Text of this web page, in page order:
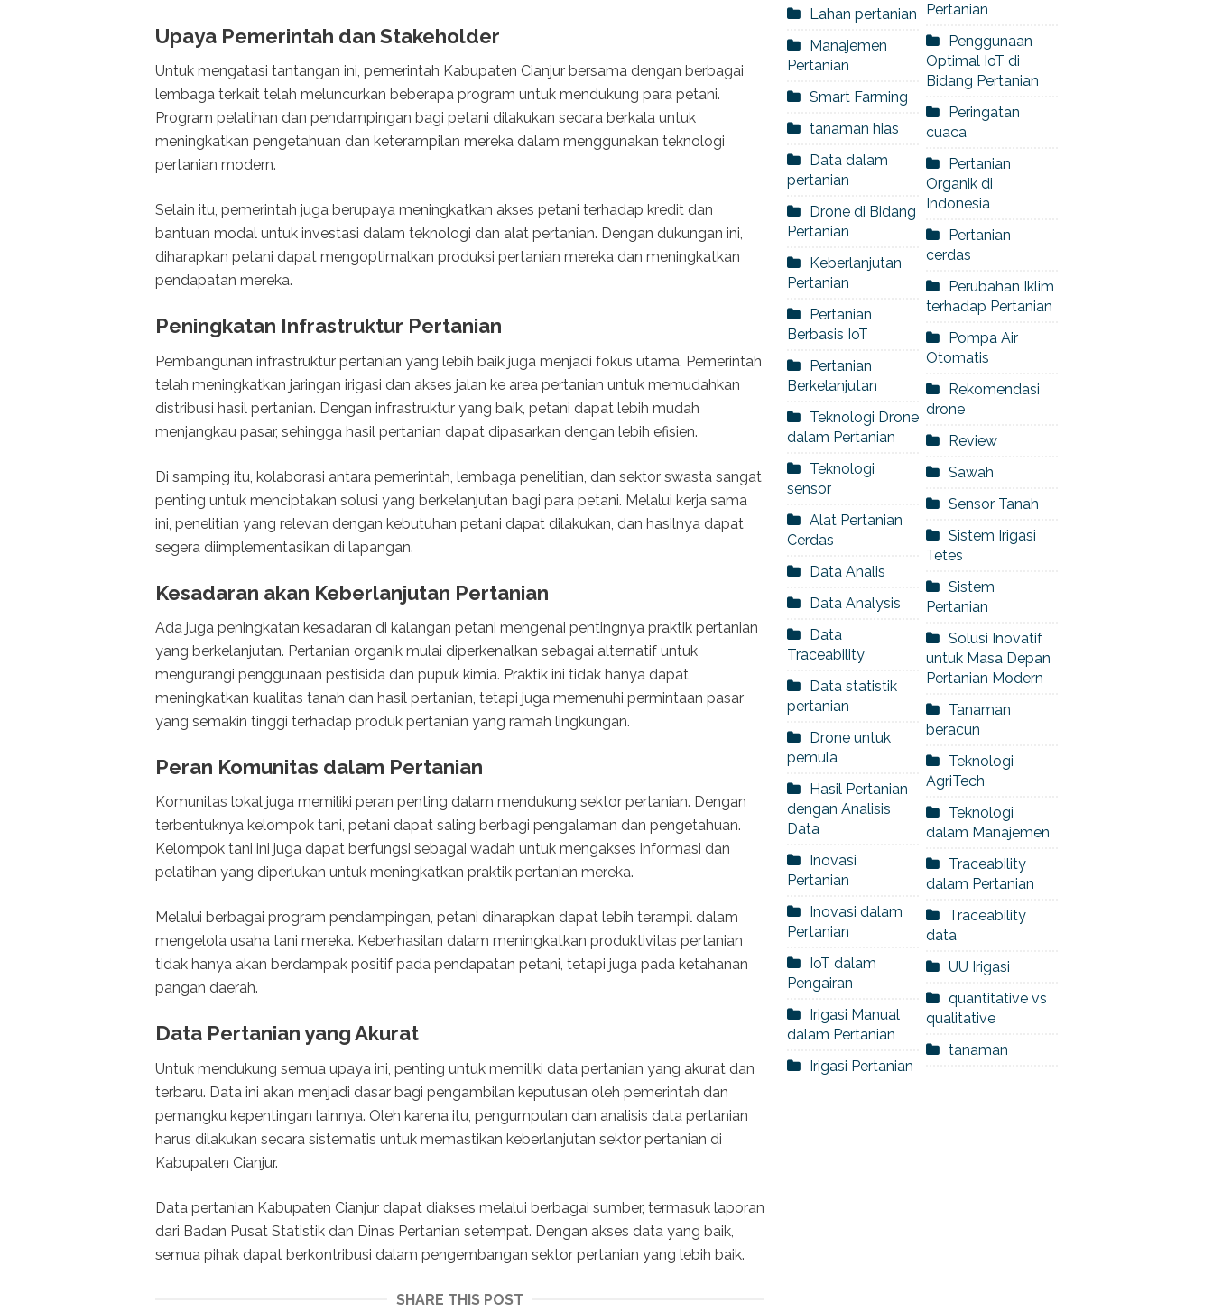
Upaya Pemerintah dan Stakeholder
Untuk mengatasi tantangan ini, pemerintah Kabupaten Cianjur bersama dengan berbagai
lembaga terkait telah meluncurkan beberapa program untuk mendukung para petani.
Program pelatihan dan pendampingan bagi petani dilakukan secara berkala untuk
meningkatkan pengetahuan dan keterampilan mereka dalam menggunakan teknologi
pertanian modern.
Selain itu, pemerintah juga berupaya meningkatkan akses petani terhadap kredit dan
bantuan modal untuk investasi dalam teknologi dan alat pertanian. Dengan dukungan ini,
diharapkan petani dapat mengoptimalkan produksi pertanian mereka dan meningkatkan
pendapatan mereka.
Peningkatan Infrastruktur Pertanian
Pembangunan infrastruktur pertanian yang lebih baik juga menjadi fokus utama. Pemerintah
telah meningkatkan jaringan irigasi dan akses jalan ke area pertanian untuk memudahkan
distribusi hasil pertanian. Dengan infrastruktur yang baik, petani dapat lebih mudah
menjangkau pasar, sehingga hasil pertanian dapat dipasarkan dengan lebih efisien.
Di samping itu, kolaborasi antara pemerintah, lembaga penelitian, dan sektor swasta sangat
penting untuk menciptakan solusi yang berkelanjutan bagi para petani. Melalui kerja sama
ini, penelitian yang relevan dengan kebutuhan petani dapat dilakukan, dan hasilnya dapat
segera diimplementasikan di lapangan.
Kesadaran akan Keberlanjutan Pertanian
Ada juga peningkatan kesadaran di kalangan petani mengenai pentingnya praktik pertanian
yang berkelanjutan. Pertanian organik mulai diperkenalkan sebagai alternatif untuk
mengurangi penggunaan pestisida dan pupuk kimia. Praktik ini tidak hanya dapat
meningkatkan kualitas tanah dan hasil pertanian, tetapi juga memenuhi permintaan pasar
yang semakin tinggi terhadap produk pertanian yang ramah lingkungan.
Peran Komunitas dalam Pertanian
Komunitas lokal juga memiliki peran penting dalam mendukung sektor pertanian. Dengan
terbentuknya kelompok tani, petani dapat saling berbagi pengalaman dan pengetahuan.
Kelompok tani ini juga dapat berfungsi sebagai wadah untuk mengakses informasi dan
pelatihan yang diperlukan untuk meningkatkan praktik pertanian mereka.
Melalui berbagai program pendampingan, petani diharapkan dapat lebih terampil dalam
mengelola usaha tani mereka. Keberhasilan dalam meningkatkan produktivitas pertanian
tidak hanya akan berdampak positif pada pendapatan petani, tetapi juga pada ketahanan
pangan daerah.
Data Pertanian yang Akurat
Untuk mendukung semua upaya ini, penting untuk memiliki data pertanian yang akurat dan
terbaru. Data ini akan menjadi dasar bagi pengambilan keputusan oleh pemerintah dan
pemangku kepentingan lainnya. Oleh karena itu, pengumpulan dan analisis data pertanian
harus dilakukan secara sistematis untuk memastikan keberlanjutan sektor pertanian di
Kabupaten Cianjur.
Data pertanian Kabupaten Cianjur dapat diakses melalui berbagai sumber, termasuk laporan
dari Badan Pusat Statistik dan Dinas Pertanian setempat. Dengan akses data yang baik,
semua pihak dapat berkontribusi dalam pengembangan sektor pertanian yang lebih baik.
SHARE THIS POST
Lahan pertanian
Manajemen
Pertanian
Smart Farming
tanaman hias
Data dalam
pertanian
Drone di Bidang
Pertanian
Keberlanjutan
Pertanian
Pertanian
Berbasis IoT
Pertanian
Berkelanjutan
Teknologi Drone
dalam Pertanian
Teknologi
sensor
Alat Pertanian
Cerdas
Data Analis
Data Analysis
Data
Traceability
Data statistik
pertanian
Drone untuk
pemula
Hasil Pertanian
dengan Analisis
Data
Inovasi
Pertanian
Inovasi dalam
Pertanian
IoT dalam
Pengairan
Irigasi Manual
dalam Pertanian
Irigasi Pertanian
Pertanian
Penggunaan
Optimal IoT di
Bidang Pertanian
Peringatan
cuaca
Pertanian
Organik di
Indonesia
Pertanian
cerdas
Perubahan Iklim
terhadap Pertanian
Pompa Air
Otomatis
Rekomendasi
drone
Review
Sawah
Sensor Tanah
Sistem Irigasi
Tetes
Sistem
Pertanian
Solusi Inovatif
untuk Masa Depan
Pertanian Modern
Tanaman
beracun
Teknologi
AgriTech
Teknologi
dalam Manajemen
Traceability
dalam Pertanian
Traceability
data
UU Irigasi
quantitative vs
qualitative
tanaman